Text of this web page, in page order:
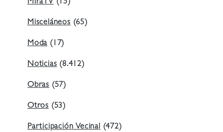
MiraTV(15)
Misceláneos(65)
Moda(17)
Noticias(8.412)
Obras (57)
Otros (53)
Participación Vecinal(472)